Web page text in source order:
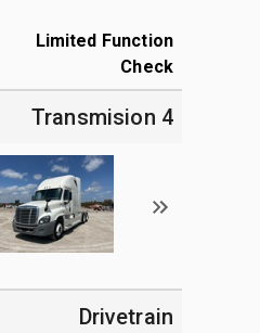
Limited Function
Check
4 Transmision
Drivetrain